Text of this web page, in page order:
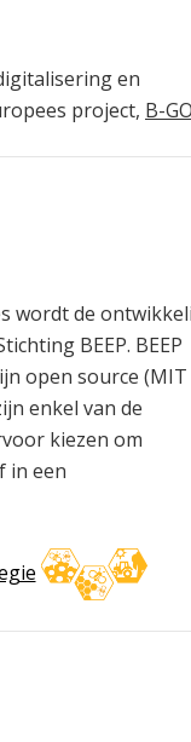
en
project, B-
wordt de
BEEP. BEEP
open source (MIT
enkel van de
kiezen om
in een